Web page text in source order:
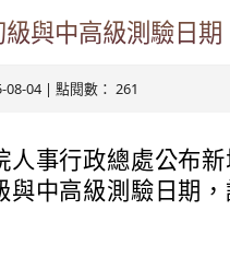
與中高級測驗日期
08-04 | 點閱數： 261
人事行政總處公布
與中高級測驗日期